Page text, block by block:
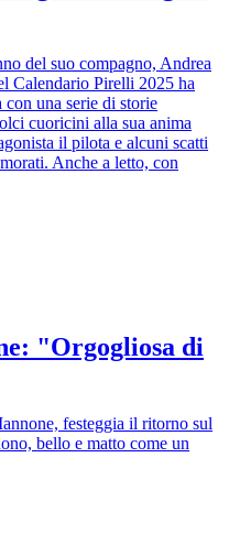
del suo compagno, Andrea
Calendario Pirelli 2025 ha
una serie di storie
cuoricini alla sua anima
il pilota e alcuni scatti
Anche a letto, con
"Orgogliosa di
festeggia il ritorno sul
bello e matto come un